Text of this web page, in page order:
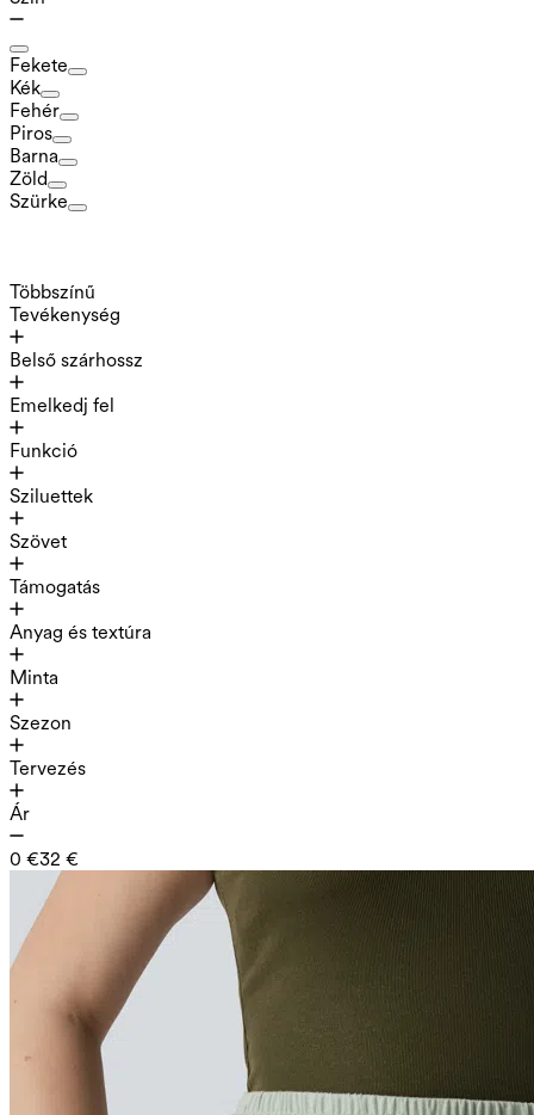
Fekete
Kék
Fehér
Piros
Barna
Zöld
Szürke
Többszínű
Tevékenység
Belső szárhossz
Emelkedj fel
Funkció
Sziluettek
Szövet
Támogatás
Anyag és textúra
Minta
Szezon
Tervezés
Ár
0 €32 €